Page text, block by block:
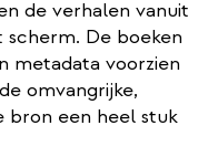
de verhalen vanuit
De boeken
metadata voorzien
omvangrijke,
bron een heel stuk